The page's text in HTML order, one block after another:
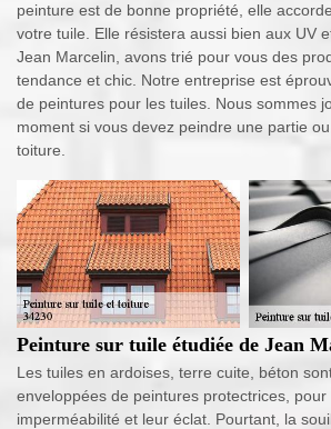
peinture est de bonne propriété, elle
votre tuile. Elle résistera aussi bien aux UV
Jean Marcelin, avons trié pour vous des
tendance et chic. Notre entreprise est
de peintures pour les tuiles. Nous sommes
moment si vous devez peindre une partie
toiture.
Peinture sur tuile étudiée de Jean
Les tuiles en ardoises, terre cuite, béton
enveloppées de peintures protectrices,
imperméabilité et leur éclat. Pourtant, la